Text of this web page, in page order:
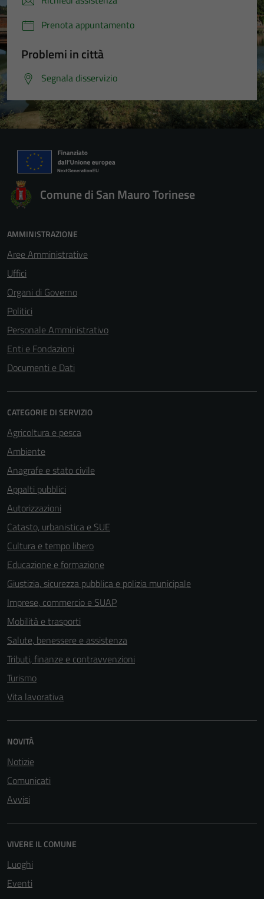
Prenota appuntamento
Problemi in città
Segnala disservizio
Comune di San Mauro Torinese
AMMINISTRAZIONE
Aree Amministrative
Uffici
Organi di Governo
Politici
Personale Amministrativo
Enti e Fondazioni
Documenti e Dati
CATEGORIE DI SERVIZIO
Agricoltura e pesca
Ambiente
Anagrafe e stato civile
Appalti pubblici
Autorizzazioni
Catasto, urbanistica e SUE
Cultura e tempo libero
Educazione e formazione
Giustizia, sicurezza pubblica e polizia municipale
Imprese, commercio e SUAP
Mobilità e trasporti
Salute, benessere e assistenza
Tributi, finanze e contravvenzioni
Turismo
Vita lavorativa
NOVITÀ
Notizie
Comunicati
Avvisi
VIVERE IL COMUNE
Luoghi
Eventi